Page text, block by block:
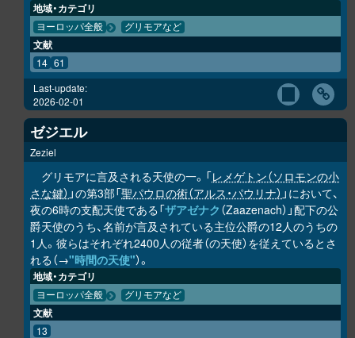
地域・カテゴリ
ヨーロッパ全般 グリモアなど
文献
14 61
Last-update:
2026-02-01
ゼジエル
Zeziel
グリモアに言及される天使の一。「レメゲトン（ソロモンの小
さな鍵） 」の第3部「聖パウロの術（アルス・パウリナ） 」において、
夜の6時の支配天使である「ザアゼナク （Zaazenach）」配下の公
爵天使のうち、名前が言及されている主位公爵の12人のうちの
1人。彼らはそれぞれ2400人の従者（の天使）を従えているとさ
れる（→"時間の天使"）。
地域・カテゴリ
ヨーロッパ全般 グリモアなど
文献
13